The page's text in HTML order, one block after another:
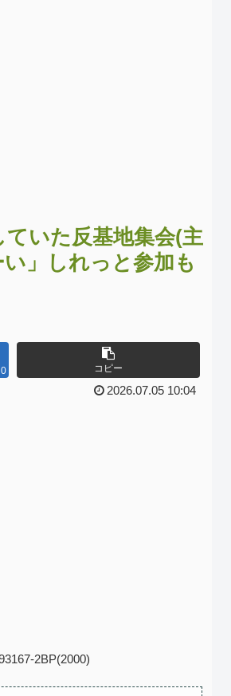
ていた反基地集会(主
」しれっと参加も
0 コピー
2026.07.05 10:04
2BP(2000)